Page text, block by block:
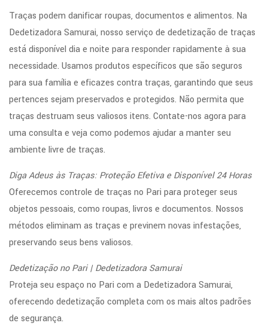
Traças podem danificar roupas, documentos e alimentos. Na
Dedetizadora Samurai, nosso serviço de dedetização de traças
está disponível dia e noite para responder rapidamente à sua
necessidade. Usamos produtos específicos que são seguros
para sua família e eficazes contra traças, garantindo que seus
pertences sejam preservados e protegidos. Não permita que
traças destruam seus valiosos itens. Contate-nos agora para
uma consulta e veja como podemos ajudar a manter seu
ambiente livre de traças.
Diga Adeus às Traças: Proteção Efetiva e Disponível 24 Horas
Oferecemos controle de traças no Pari para proteger seus
objetos pessoais, como roupas, livros e documentos. Nossos
métodos eliminam as traças e previnem novas infestações,
preservando seus bens valiosos.
Dedetização no Pari | Dedetizadora Samurai
Proteja seu espaço no Pari com a Dedetizadora Samurai,
oferecendo dedetização completa com os mais altos padrões
de segurança.